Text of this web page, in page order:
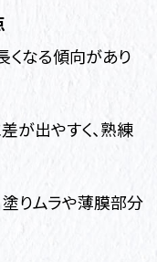
くなる傾向があり
が出やすく、熟練
りムラや薄膜部分